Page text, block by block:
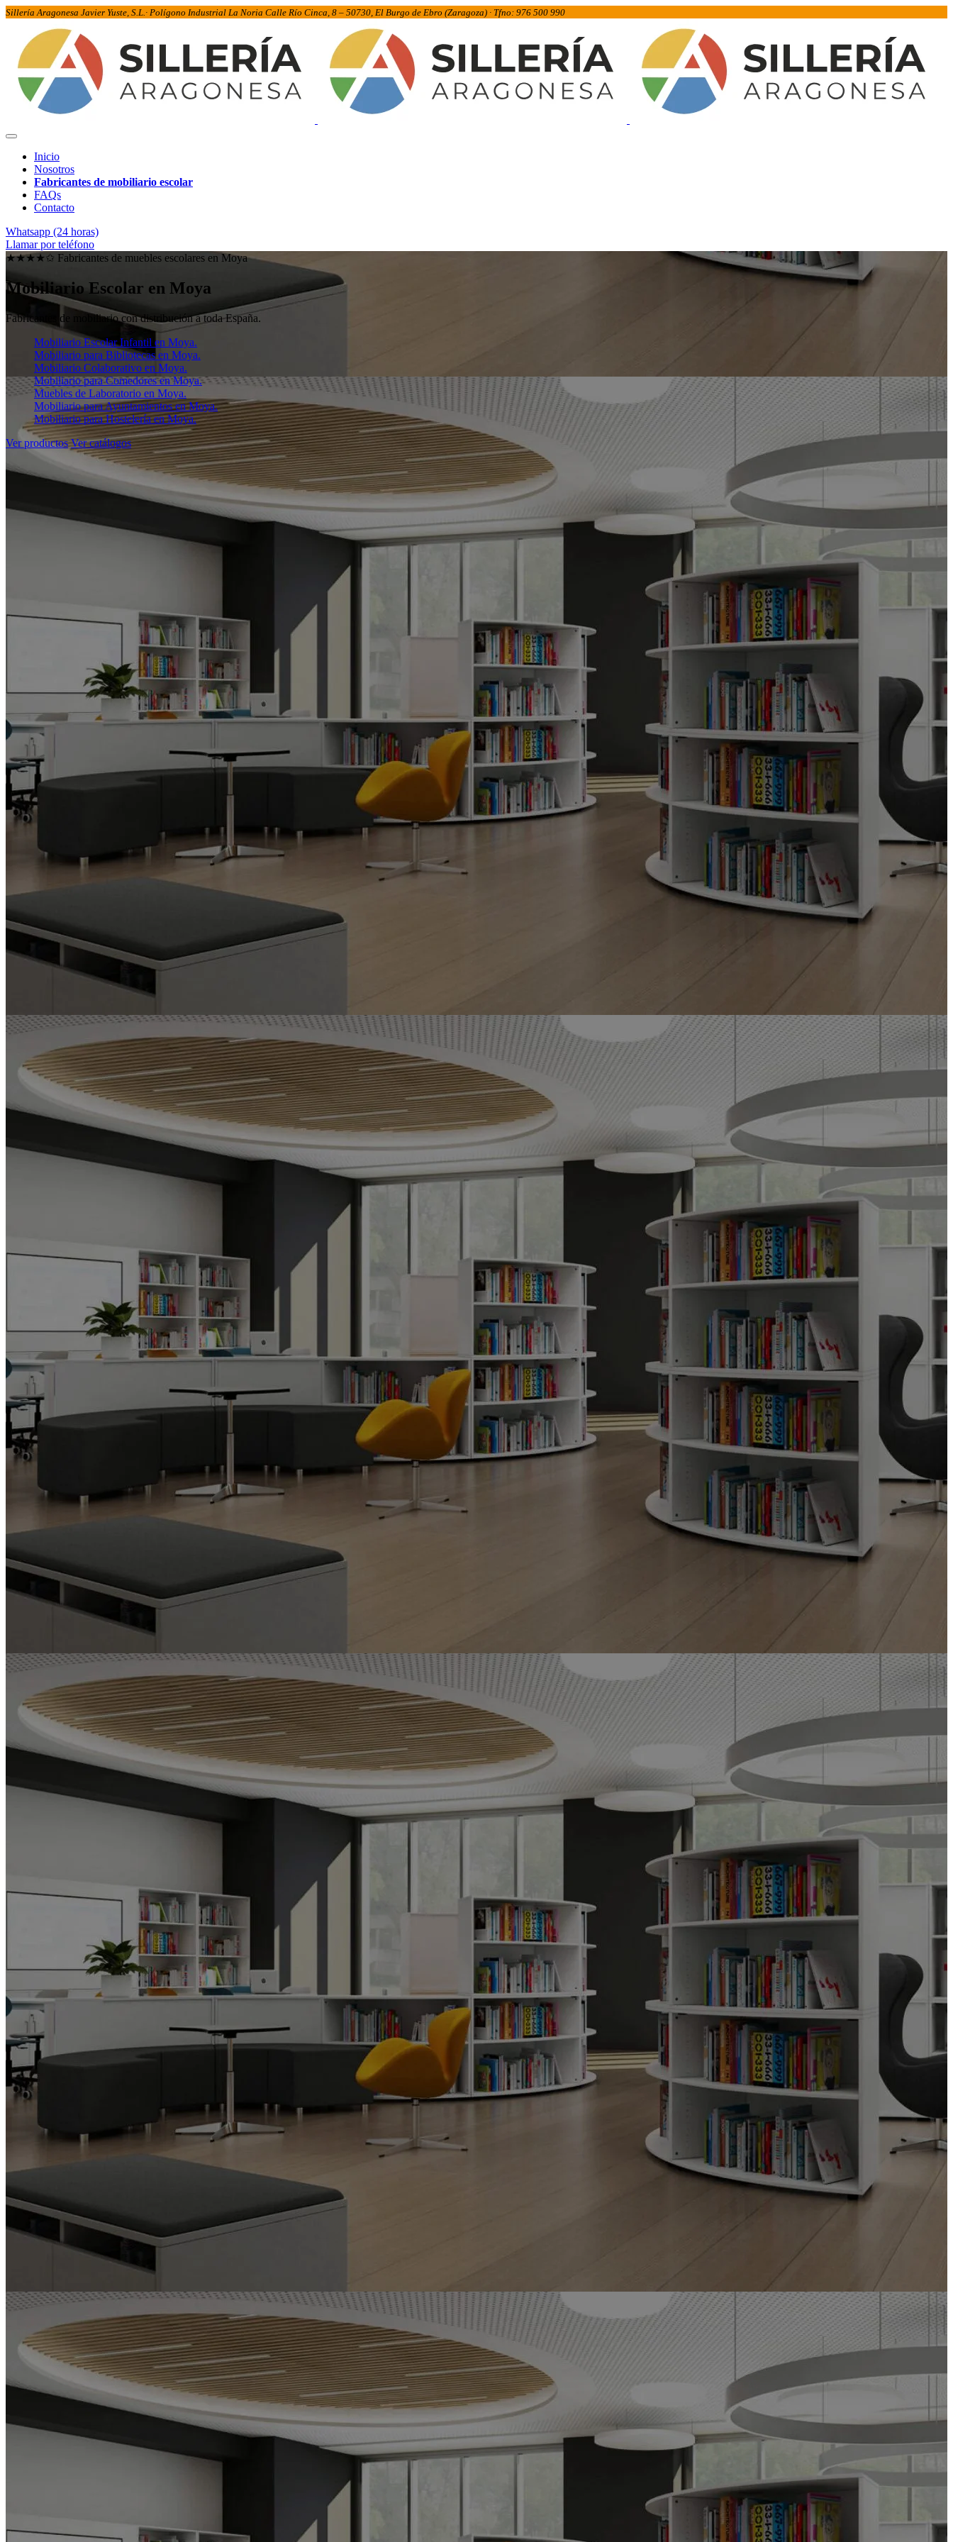
Sillería Aragonesa Javier Yuste, S.L.· Polígono Industrial La Noria Calle Río Cinca, 8 – 50730, El Burgo de Ebro (Zaragoza) · Tfno: 976 500 990
Inicio
Nosotros
Fabricantes de mobiliario escolar
FAQs
Contacto
Whatsapp (24 horas)
Llamar por teléfono
★★★★✩ Fabricantes de muebles escolares en Moya
Mobiliario Escolar en Moya
Fabricantes de mobiliario con distribución a toda España.
Mobiliario Escolar Infantil en Moya.
Mobiliario para Bibliotecas en Moya.
Mobiliario Colaborativo en Moya.
Mobiliario para Comedores en Moya.
Muebles de Laboratorio en Moya.
Mobiliario para Ayuntamientos en Moya.
Mobiliario para Hostelería en Moya.
Ver productos Ver catálogos